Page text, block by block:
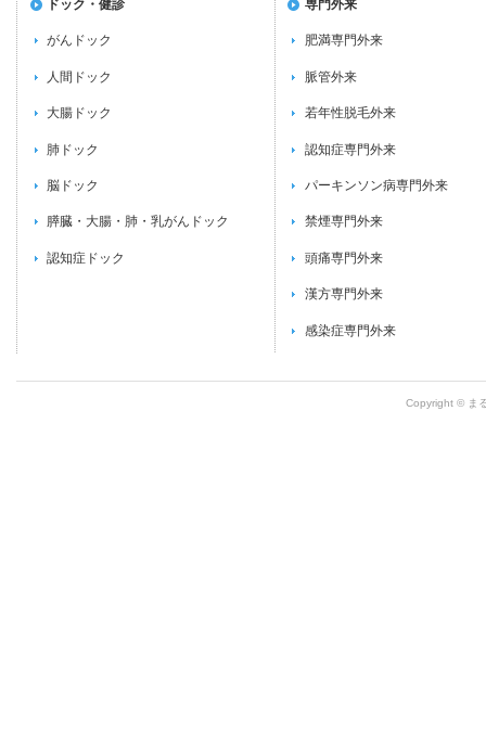
ドック・健診
がんドック
人間ドック
大腸ドック
肺ドック
脳ドック
膵臓・大腸・肺・乳がんドック
認知症ドック
専門外来
肥満専門外来
脈管外来
若年性脱毛外来
認知症専門外来
パーキンソン病専門外来
禁煙専門外来
頭痛専門外来
漢方専門外来
感染症専門外来
Copyright © ま